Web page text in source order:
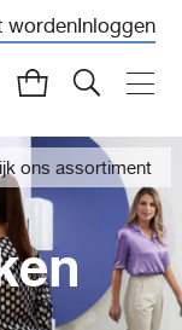
wordenInloggen
ons assortiment